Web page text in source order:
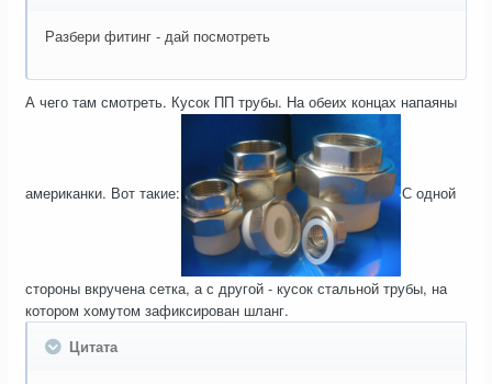
Разбери фитинг - дай посмотреть
А чего там смотреть. Кусок ПП трубы. На обеих концах напаяны
американки. Вот такие: С одной
стороны вкручена сетка, а с другой - кусок стальной трубы, на
котором хомутом зафиксирован шланг.
Цитата